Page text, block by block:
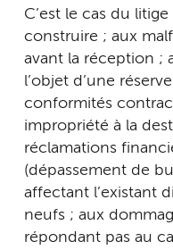
C’est le cas du
construire ; aux
avant la réception ;
l’objet d’une
conformités
impropriété à la
réclamations
(dépassement de
affectant l’existant
neufs ; aux
répondant pas au